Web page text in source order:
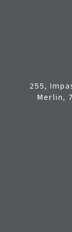
255, Impasse des Chapotines, ZAE Chez
Merlin,